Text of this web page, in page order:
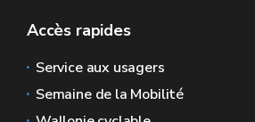
Accès rapides
Service aux usagers
Semaine de la Mobilité